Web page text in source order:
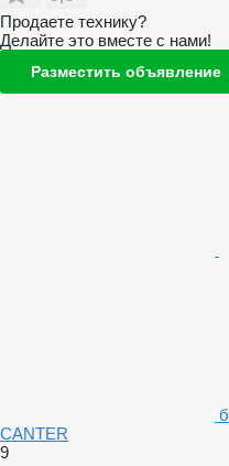
Продаете технику?
Делайте это вместе с нами!
Разместить объявление
CANTER
9